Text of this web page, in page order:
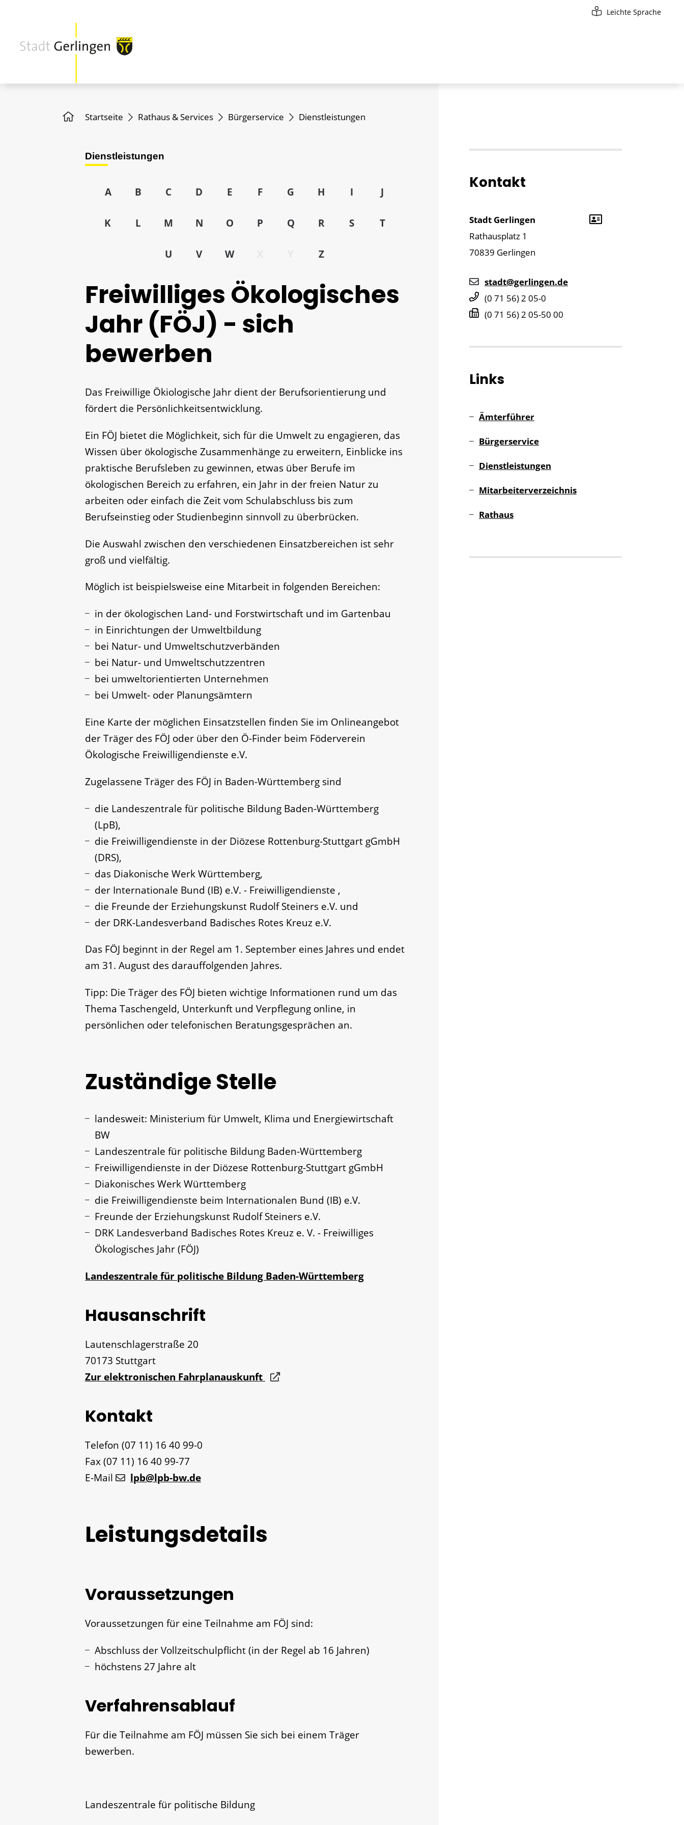
Leichte Sprache
Startseite Rathaus & Services Bürgerservice Dienstleistungen
Dienstleistungen
A B C D E F G H I J
K L M N O P Q R S T
U V W Z
Freiwilliges Ökologisches
Jahr (FÖJ) - sich
bewerben
Das Freiwillige Ökiologische Jahr dient der Berufsorientierung und
fördert die Persönlichkeitsentwicklung.
Ein FÖJ bietet die Möglichkeit, sich für die Umwelt zu engagieren, das
Wissen über ökologische Zusammenhänge zu erweitern, Einblicke ins
praktische Berufsleben zu gewinnen, etwas über Berufe im
ökologischen Bereich zu erfahren, ein Jahr in der freien Natur zu
arbeiten oder einfach die Zeit vom Schulabschluss bis zum
Berufseinstieg oder Studienbeginn sinnvoll zu überbrücken.
Die Auswahl zwischen den verschiedenen Einsatzbereichen ist sehr
groß und vielfältig.
Möglich ist beispielsweise eine Mitarbeit in folgenden Bereichen:
in der ökologischen Land- und Forstwirtschaft und im Gartenbau
in Einrichtungen der Umweltbildung
bei Natur- und Umweltschutzverbänden
bei Natur- und Umweltschutzzentren
bei umweltorientierten Unternehmen
bei Umwelt- oder Planungsämtern
Eine Karte der möglichen Einsatzstellen finden Sie im Onlineangebot
der Träger des FÖJ oder über den Ö-Finder beim Föderverein
Ökologische Freiwilligendienste e.V.
Zugelassene Träger des FÖJ in Baden-Württemberg sind
die Landeszentrale für politische Bildung Baden-Württemberg
(LpB),
die Freiwilligendienste in der Diözese Rottenburg-Stuttgart gGmbH
(DRS),
das Diakonische Werk Württemberg,
der Internationale Bund (IB) e.V. - Freiwilligendienste ,
die Freunde der Erziehungskunst Rudolf Steiners e.V. und
der DRK-Landesverband Badisches Rotes Kreuz e.V.
Das FÖJ beginnt in der Regel am 1. September eines Jahres und endet
am 31. August des darauffolgenden Jahres.
Tipp: Die Träger des FÖJ bieten wichtige Informationen rund um das
Thema Taschengeld, Unterkunft und Verpflegung online, in
persönlichen oder telefonischen Beratungsgesprächen an.
Zuständige Stelle
landesweit: Ministerium für Umwelt, Klima und Energiewirtschaft
BW
Landeszentrale für politische Bildung Baden-Württemberg
Freiwilligendienste in der Diözese Rottenburg-Stuttgart gGmbH
Diakonisches Werk Württemberg
die Freiwilligendienste beim Internationalen Bund (IB) e.V.
Freunde der Erziehungskunst Rudolf Steiners e.V.
DRK Landesverband Badisches Rotes Kreuz e. V. - Freiwilliges
Ökologisches Jahr (FÖJ)
Landeszentrale für politische Bildung Baden-Württemberg
Hausanschrift
Lautenschlagerstraße 20
70173 Stuttgart
Zur elektronischen Fahrplanauskunft
Kontakt
Telefon (07 11) 16 40 99-0
Fax(07 11) 16 40 99-77
E-Mail
lpb@lpb-bw.de
Leistungsdetails
Voraussetzungen
Voraussetzungen für eine Teilnahme am FÖJ sind:
Abschluss der Vollzeitschulpflicht (in der Regel ab 16 Jahren)
höchstens 27 Jahre alt
Verfahrensablauf
Für die Teilnahme am FÖJ müssen Sie sich bei einem Träger
bewerben.
Landeszentrale für politische Bildung
Kontakt
Stadt Gerlingen
Rathausplatz 1
70839 Gerlingen
stadt@gerlingen.de
(0 71 56) 2 05-0
(0 71 56) 2 05-50 00
Links
Ämterführer
Bürgerservice
Dienstleistungen
Mitarbeiterverzeichnis
Rathaus